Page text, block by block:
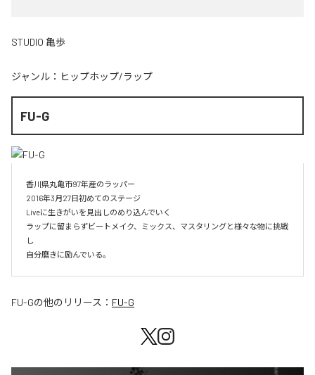
STUDIO 亀歩
ジャンル： ヒップホップ/ラップ
FU-G
香川県丸亀市97年産のラッパー
2016年3月27日初めてのステージ
Liveに生きがいを見出しのめり込んでいく
ラップに留まらずビートメイク、ミックス、マスタリングと様々な物に挑戦
し
自分磨きに励んでいる。
FU-Gの他のリリース： FU-G